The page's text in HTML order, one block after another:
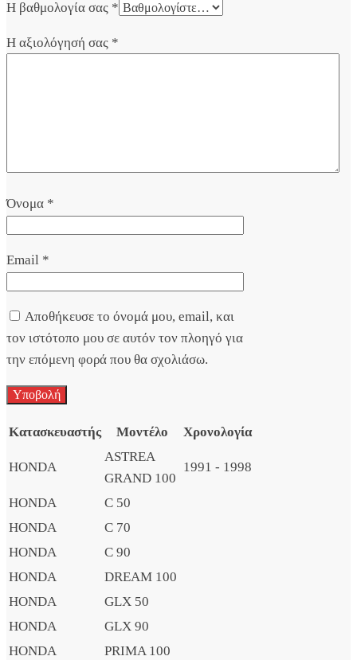
Η βαθμολογία σας *
Η αξιολόγησή σας *
Όνομα *
Email *
Αποθήκευσε το όνομά μου, email, και
τον ιστότοπο μου σε αυτόν τον πλοηγό για
την επόμενη φορά που θα σχολιάσω.
Κατασκευαστής Μοντέλο Χρονολογία
HONDA
ASTREA
GRAND 100
1991 - 1998
HONDA
C 50
HONDA
C 70
HONDA
C 90
HONDA
DREAM 100
HONDA
GLX 50
HONDA
GLX 90
HONDA
PRIMA 100